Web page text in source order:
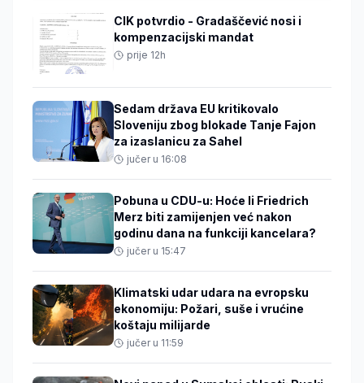
CIK potvrdio - Gradaščević nosi i
kompenzacijski mandat
prije 12h
Sedam država EU kritikovalo
Sloveniju zbog blokade Tanje Fajon
za izaslanicu za Sahel
jučer u 16:08
Pobuna u CDU-u: Hoće li Friedrich
Merz biti zamijenjen već nakon
godinu dana na funkciji kancelara?
jučer u 15:47
Klimatski udar udara na evropsku
ekonomiju: Požari, suše i vrućine
koštaju milijarde
jučer u 11:59